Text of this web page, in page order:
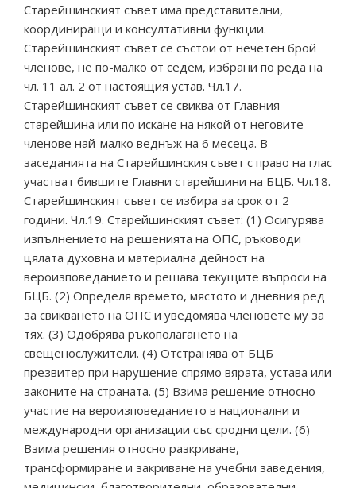
Старейшинският съвет има представителни,
координиращи и консултативни функции.
Старейшинският съвет се състои от нечетен брой
членове, не по-малко от седем, избрани по реда на
чл. 11 ал. 2 от настоящия устав. Чл.17.
Старейшинският съвет се свиква от Главния
старейшина или по искане на някой от неговите
членове най-малко веднъж на 6 месеца. В
заседанията на Старейшинския съвет с право на глас
участват бившите Главни старейшини на БЦБ. Чл.18.
Старейшинският съвет се избира за срок от 2
години. Чл.19. Старейшинският съвет: (1) Осигурява
изпълнението на решенията на ОПС, ръководи
цялата духовна и материална дейност на
вероизповеданието и решава текущите въпроси на
БЦБ. (2) Определя времето, мястото и дневния ред
за свикването на ОПС и уведомява членовете му за
тях. (3) Одобрява ръкополагането на
свещенослужители. (4) Отстранява от БЦБ
презвитер при нарушение спрямо вярата, устава или
законите на страната. (5) Взима решение относно
участие на вероизповеданието в национални и
международни организации със сродни цели. (6)
Взима решения относно разкриване,
трансформиране и закриване на учебни заведения,